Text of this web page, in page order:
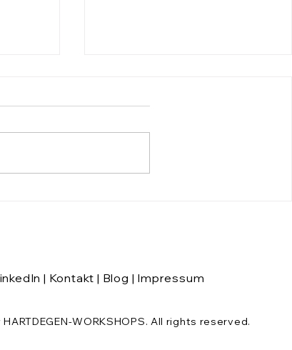
| Kontakt | Blog | Impressum
WORKSHOPS. All rights reserved.